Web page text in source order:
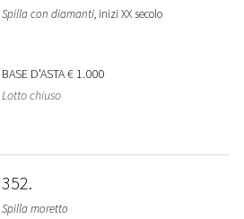
Spilla con diamanti, inizi XX secolo
BASE D'ASTA€ 1.000
Lotto chiuso
352
Spilla moretto